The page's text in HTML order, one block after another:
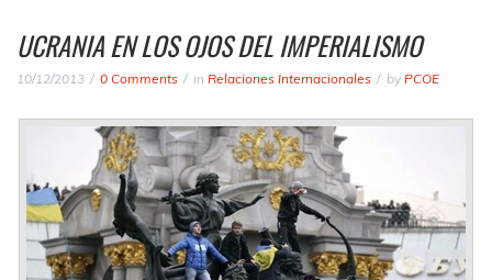
UCRANIA EN LOS OJOS DEL IMPERIALISMO
10/12/2013 0 Comments in Relaciones Internacionales by PCOE